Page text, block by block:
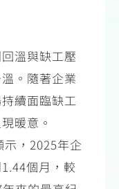
溫與缺工壓
。隨著企業
續面臨缺工
暖意。
， 2025年企
1.44個月，較